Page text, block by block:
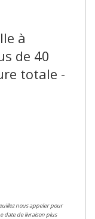
à
de 40
totale -
nous appeler pour
date de livraison plus